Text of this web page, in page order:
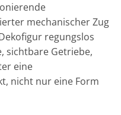
mechanischer Zug
regungslos
sichtbare Getriebe,
eine
nicht nur eine Form